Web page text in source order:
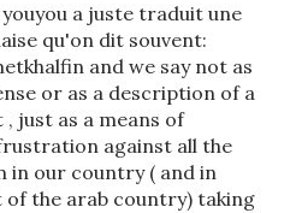
a juste traduit une
qu'on dit souvent:
and we say not as
or as a description of a
just as a means of
against all the
in our country ( and in
the arab country) taking